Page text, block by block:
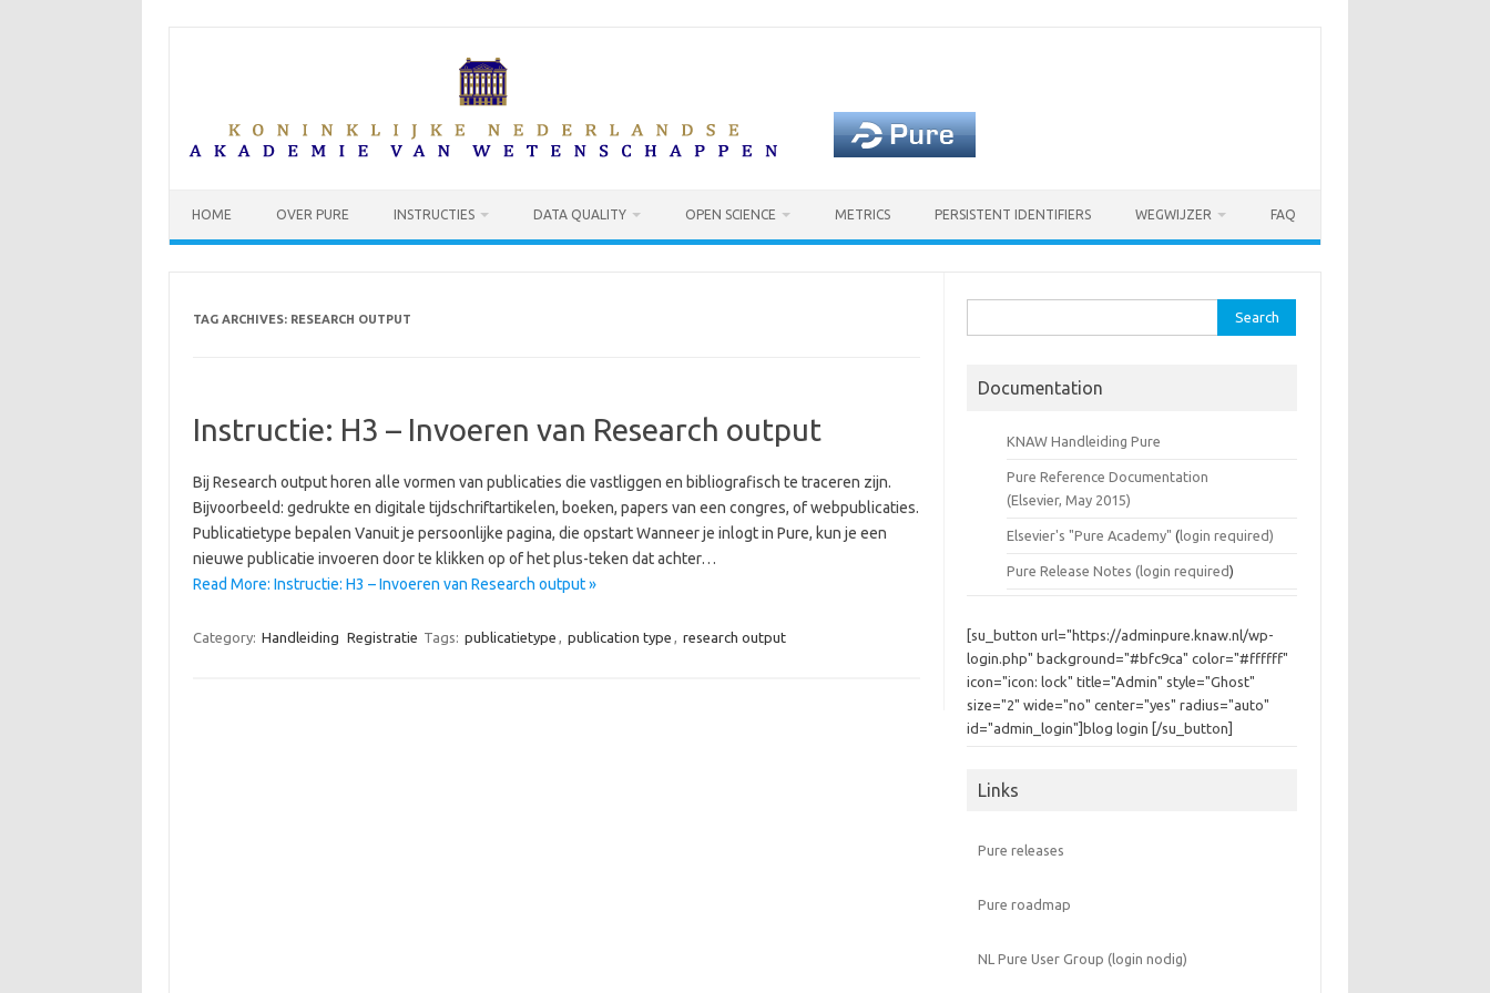
HOME OVER PURE INSTRUCTIES DATA QUALITY OPEN SCIENCE METRICS PERSISTENT IDENTIFIERS WEGWIJZER FAQ
TAG ARCHIVES: RESEARCH OUTPUT
Instructie: H3 – Invoeren van Research output
Bij Research output horen alle vormen van publicaties die vastliggen en bibliografisch te traceren zijn.
Bijvoorbeeld: gedrukte en digitale tijdschriftartikelen, boeken, papers van een congres, of webpublicaties.
Publicatietype bepalen Vanuit je persoonlijke pagina, die opstart Wanneer je inlogt in Pure, kun je een
nieuwe publicatie invoeren door te klikken op of het plus-teken dat achter…
Read More: Instructie: H3 – Invoeren van Research output »
Category: Handleiding Registratie Tags: publicatietype , publication type , research output
for:
Documentation
KNAW Handleiding Pure
Pure Reference Documentation
(Elsevier, May 2015)
Elsevier's "Pure Academy" (login required)
Pure Release Notes (login required)
[su_button url="https://adminpure.knaw.nl/wp-
login.php" background="#bfc9ca" color="#ffffff"
icon="icon: lock" title="Admin" style="Ghost"
size="2" wide="no" center="yes" radius="auto"
id="admin_login"]blog login [/su_button]
Links
Pure releases
Pure roadmap
NL Pure User Group (login nodig)